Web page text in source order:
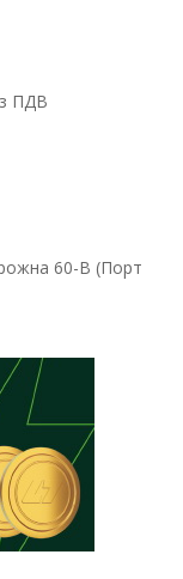
ПДВ
60-В (Порт